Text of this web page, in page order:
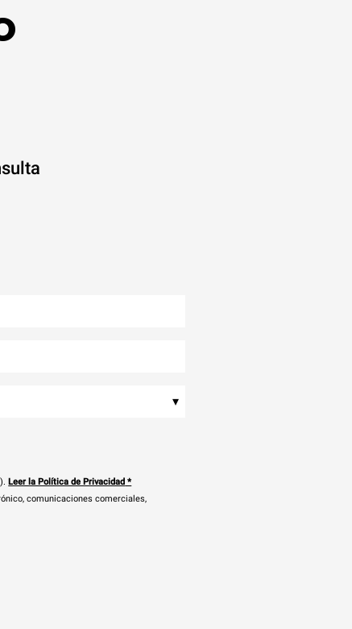
▾
Leer la Política de Privacidad *
comunicaciones comerciales,